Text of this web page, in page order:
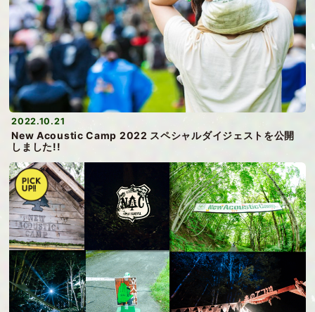
2022.10.21
New Acoustic Camp 2022 スペシャルダイジェストを公開
しました!!